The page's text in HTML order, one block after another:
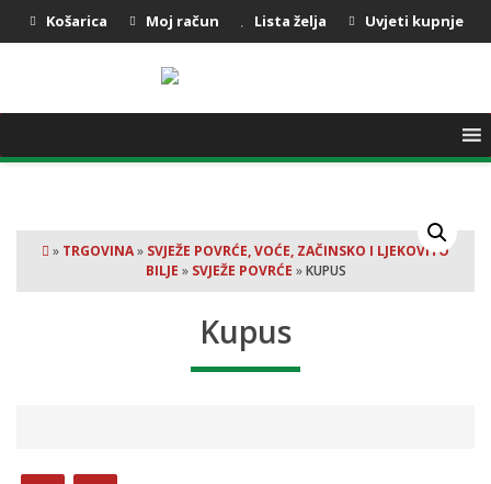
Košarica Moj račun Lista želja Uvjeti kupnje
» TRGOVINA» SVJEŽE POVRĆE, VOĆE, ZAČINSKO I LJEKOVITO
BILJE » SVJEŽE POVRĆE »KUPUS
Kupus